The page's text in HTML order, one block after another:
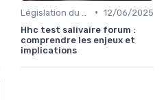
• 12/06/2025
Hhc test salivaire forum :
comprendre les enjeux et
implications